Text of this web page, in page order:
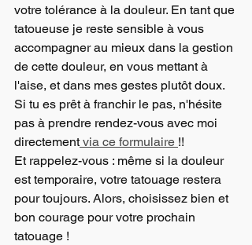
votre tolérance à la douleur. En tant que
tatoueuse je reste sensible à vous
accompagner au mieux dans la gestion
de cette douleur, en vous mettant à
l'aise, et dans mes gestes plutôt doux.
Si tu es prêt à franchir le pas, n'hésite
pas à prendre rendez-vous avec moi
directement via ce formulaire !!
Et rappelez-vous : même si la douleur
est temporaire, votre tatouage restera
pour toujours. Alors, choisissez bien et
bon courage pour votre prochain
tatouage !